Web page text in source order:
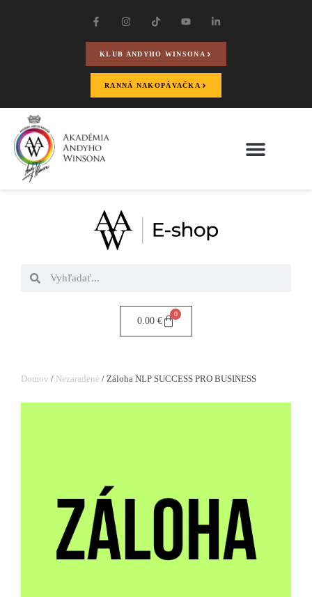
KLUB ANDYHO WINSONA
RANNÁ NAKOPÁVAČKA
0.00 €
0
Domov / Nezaradené / Záloha NLP SUCCESS PRO BUSINESS